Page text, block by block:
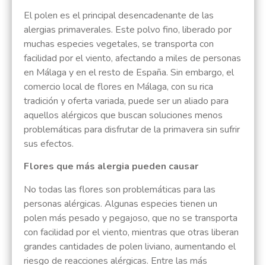
El polen es el principal desencadenante de las
alergias primaverales. Este polvo fino, liberado por
muchas especies vegetales, se transporta con
facilidad por el viento, afectando a miles de personas
en Málaga y en el resto de España. Sin embargo, el
comercio local de flores en Málaga, con su rica
tradición y oferta variada, puede ser un aliado para
aquellos alérgicos que buscan soluciones menos
problemáticas para disfrutar de la primavera sin sufrir
sus efectos.
Flores que más alergia pueden causar
No todas las flores son problemáticas para las
personas alérgicas. Algunas especies tienen un
polen más pesado y pegajoso, que no se transporta
con facilidad por el viento, mientras que otras liberan
grandes cantidades de polen liviano, aumentando el
riesgo de reacciones alérgicas. Entre las más